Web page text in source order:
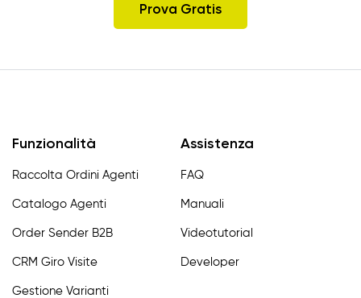
Prova Gratis
Funzionalità
Raccolta Ordini Agenti
Catalogo Agenti
Order Sender B2B
CRM Giro Visite
Gestione Varianti
Assistenza
FAQ
Manuali
Videotutorial
Developer